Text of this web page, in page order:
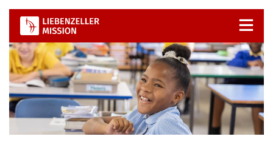
Zum
Inhalt
springen